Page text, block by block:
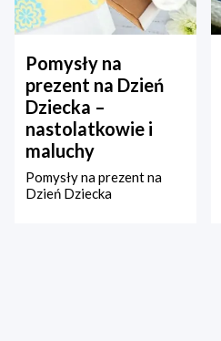
Pomysły na
prezent na Dzień
Dziecka –
nastolatkowie i
maluchy
Pomysły na prezent na
Dzień Dziecka